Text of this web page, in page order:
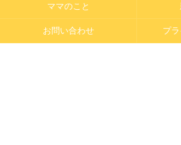
ママのこと
お問い合わせ プ